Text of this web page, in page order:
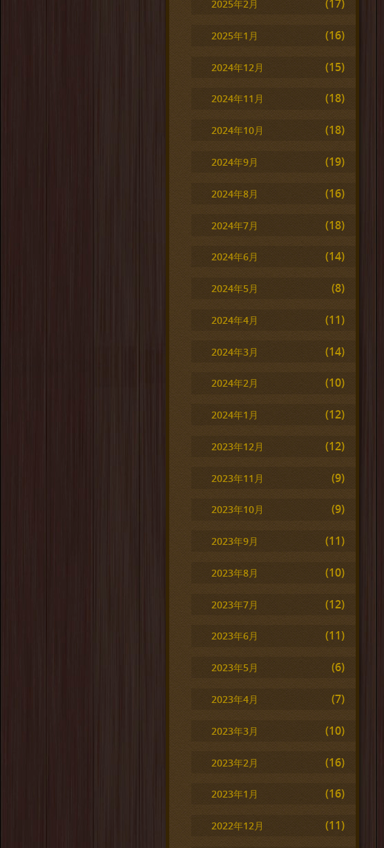
2025年2月 (17)
2025年1月 (16)
2024年12月 (15)
2024年11月 (18)
2024年10月 (18)
2024年9月 (19)
2024年8月 (16)
2024年7月 (18)
2024年6月 (14)
2024年5月 (8)
2024年4月 (11)
2024年3月 (14)
2024年2月 (10)
2024年1月 (12)
2023年12月 (12)
2023年11月 (9)
2023年10月 (9)
2023年9月 (11)
2023年8月 (10)
2023年7月 (12)
2023年6月 (11)
2023年5月 (6)
2023年4月 (7)
2023年3月 (10)
2023年2月 (16)
2023年1月 (16)
2022年12月 (11)